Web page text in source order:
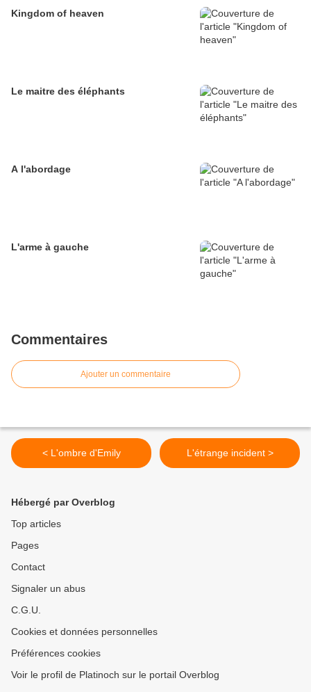
Kingdom of heaven
Le maitre des éléphants
A l'abordage
L'arme à gauche
Commentaires
Ajouter un commentaire
< L'ombre d'Emily L'étrange incident >
Hébergé par Overblog
Top articles
Pages
Contact
Signaler un abus
C.G.U.
Cookies et données personnelles
Préférences cookies
Voir le profil de Platinoch sur le portail Overblog